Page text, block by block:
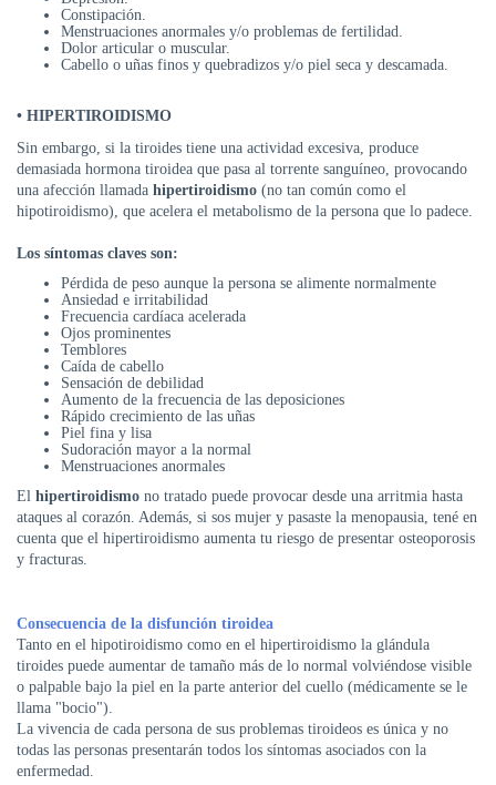
Constipación.
Menstruaciones anormales y/o problemas de fertilidad.
Dolor articular o muscular.
Cabello o uñas finos y quebradizos y/o piel seca y descamada.
• HIPERTIROIDISMO
Sin embargo, si la tiroides tiene una actividad excesiva, produce
demasiada hormona tiroidea que pasa al torrente sanguíneo, provocando
una afección llamada hipertiroidismo (no tan común como el
hipotiroidismo), que acelera el metabolismo de la persona que lo padece.
Los síntomas claves son:
Pérdida de peso aunque la persona se alimente normalmente
Ansiedad e irritabilidad
Frecuencia cardíaca acelerada
Ojos prominentes
Temblores
Caída de cabello
Sensación de debilidad
Aumento de la frecuencia de las deposiciones
Rápido crecimiento de las uñas
Piel fina y lisa
Sudoración mayor a la normal
Menstruaciones anormales
El hipertiroidismo no tratado puede provocar desde una arritmia hasta
ataques al corazón. Además, si sos mujer y pasaste la menopausia, tené en
cuenta que el hipertiroidismo aumenta tu riesgo de presentar osteoporosis
y fracturas.
Consecuencia de la disfunción tiroidea
Tanto en el hipotiroidismo como en el hipertiroidismo la glándula
tiroides puede aumentar de tamaño más de lo normal volviéndose visible
o palpable bajo la piel en la parte anterior del cuello (médicamente se le
llama "bocio").
La vivencia de cada persona de sus problemas tiroideos es única y no
todas las personas presentarán todos los síntomas asociados con la
enfermedad.